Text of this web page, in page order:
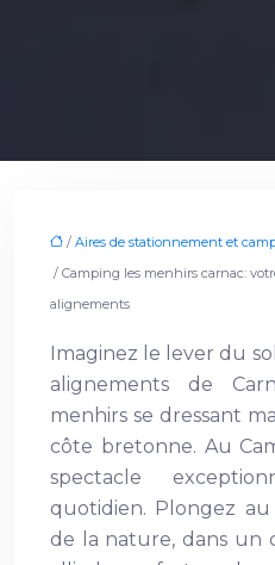
/ Aires de stationnement et
/ Camping les menhirs carnac:
alignements
Imaginez le lever du
alignements de
menhirs se dressant
côte bretonne. Au
spectacle
quotidien. Plongez
de la nature, dans un